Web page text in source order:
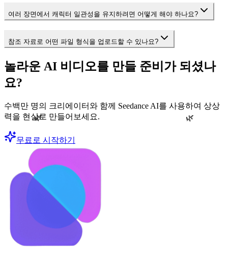
🌿 🌿
여러 장면에서 캐릭터 일관성을 유지하려면 어떻게 해야 하나요?
참조 자료로 어떤 파일 형식을 업로드할 수 있나요?
놀라운 AI 비디오를 만들 준비가 되셨나
요?
수백만 명의 크리에이터와 함께 Seedance AI를 사용하여 상상
력을 현실로 만들어보세요.
무료로 시작하기